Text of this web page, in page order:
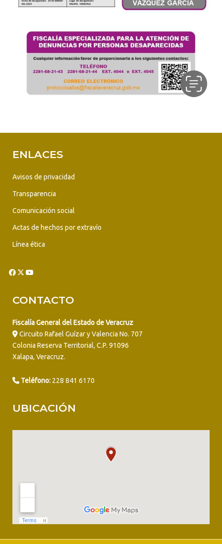
ENLACES
Avisos de privacidad
Transparencia
Comunicación social
Actas de hechos por extravío
Línea ética
CONTACTO
Fiscalía General del Estado de Veracruz
Circuito Rafael Guízar y Valencia No. 707
Colonia Reserva Territorial, C.P. 91096
Xalapa, Veracruz.
Teléfono: 228 841 6170
UBICACIÓN